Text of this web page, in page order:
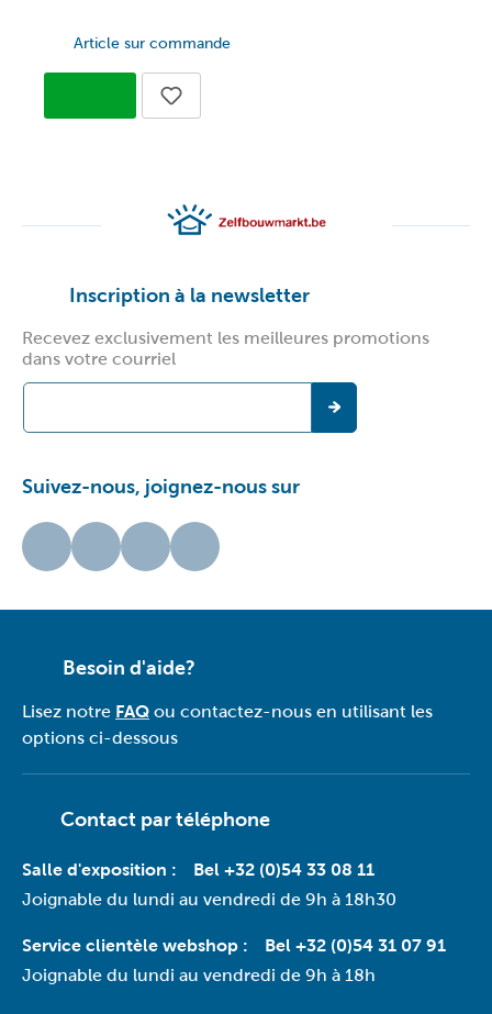
Article sur commande
Inscription à la newsletter
Recevez exclusivement les meilleures promotions
dans votre courriel
Suivez-nous, joignez-nous sur
Besoin d'aide?
Lisez notre FAQ ou contactez-nous en utilisant les
options ci-dessous
Contact par téléphone
Salle d'exposition :
Bel +32 (0)54 33 08 11
Joignable du lundi au vendredi de 9h à 18h30
Service clientèle webshop :
Bel +32 (0)54 31 07 91
Joignable du lundi au vendredi de 9h à 18h